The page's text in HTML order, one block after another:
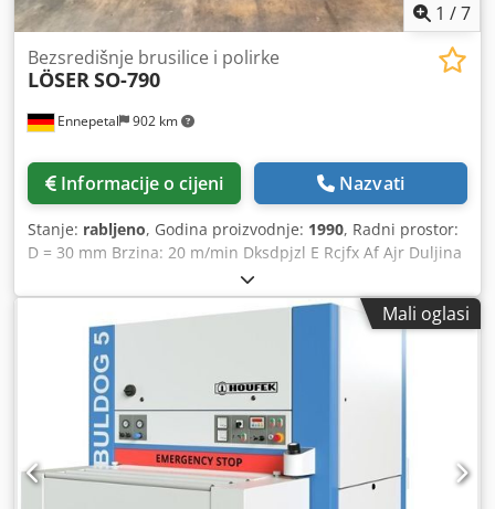
1 /7
Ennepetal 902 km
Bezsredišnje brusilice i polirke
LÖSERSO-790
Informacije o cijeni Nazvati
Stanje: rabljeno, Godina proizvodnje: 1990, Radni prostor:
D = 30 mm Brzina: 20 m/min Dksdpjzl E Rcjfx Af Ajr Duljina
šipki: 3000 – 6000 mm Masa stroja: približno 3 t Potrebni
prostor: približno 9 x 2 x 2,4 m
Mali oglasi